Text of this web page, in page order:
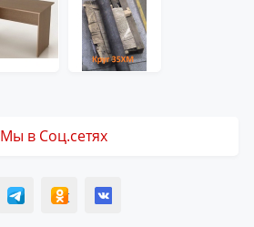
Мы в Соц.сетях
T ОК ВК